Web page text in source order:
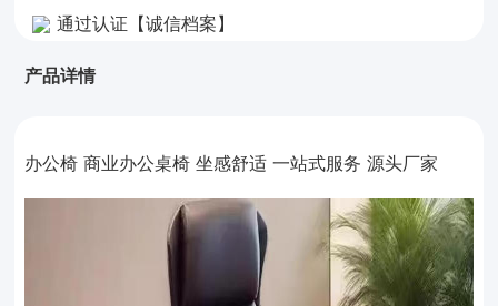
通过认证【诚信档案】
产品详情
办公椅 商业办公桌椅 坐感舒适 一站式服务 源头厂家